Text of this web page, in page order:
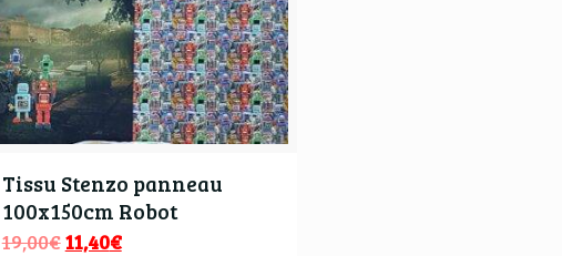
Tissu Stenzo panneau
100x150cm Robot
19,00€11,40€